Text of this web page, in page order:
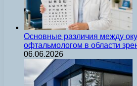
Основные различия между
офтальмологом в области
06.06.2026